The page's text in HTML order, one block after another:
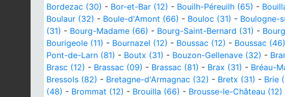
Bordezac (30) - Bor-et-Bar (12) - Bouilh-Péreuilh (65) -
Boulaur (32) - Boule-d'Amont (66) - Bouloc (31) - Boulogne-
(31) - Bourg-Madame (66) - Bourg-Saint-Bernard (31) -
Bourigeole (11) - Bournazel (12) - Boussac (12) - Boussac (46)
Pont-de-Larn (81) - Boutx (31) - Bouzon-Gellenave (32) -
Brasc (12) - Brassac (09) - Brassac (81) - Brax (31) - Bréau-
Bressols (82) - Bretagne-d'Armagnac (32) - Bretx (31) - Brie
(48) - Brommat (12) - Brouilla (66) - Brousse-le-Château (12)